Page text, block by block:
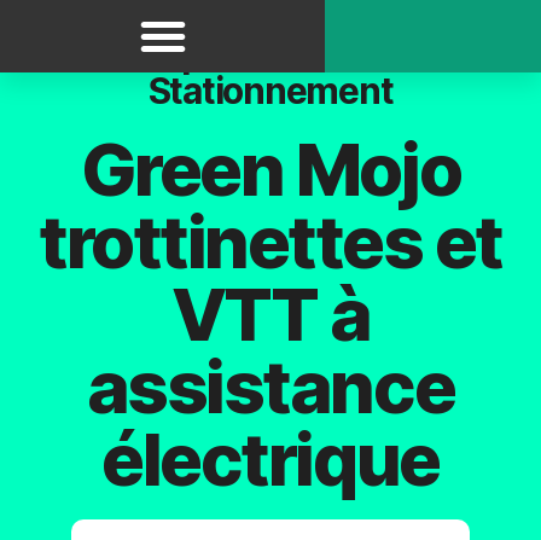
Transports - Mobilité -
Stationnement
Green Mojo
trottinettes et
VTT à
assistance
électrique